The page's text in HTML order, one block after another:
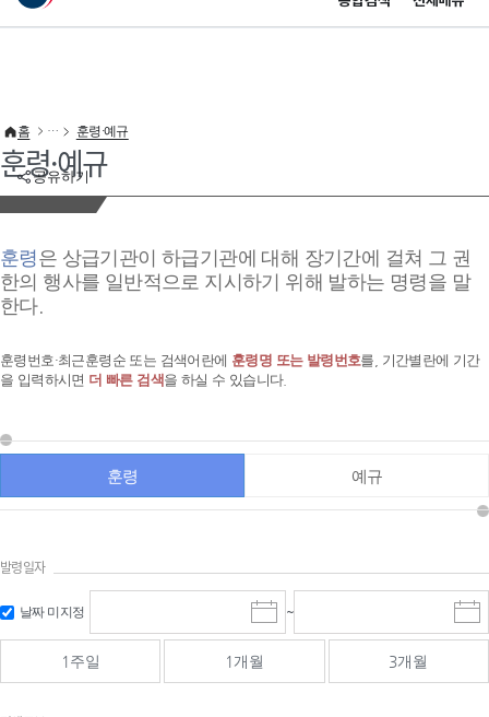
이 누리집은 대한민국 공식 전자정부 누리집입니다.
공유하기
홈 훈령·예규
훈령·예규
훈령은 상급기관이 하급기관에 대해 장기간에 걸쳐 그 권
한의 행사를 일반적으로 지시하기 위해 발하는 명령을 말
한다.
훈령번호·최근훈령순 또는 검색어란에 훈령명 또는 발령번호를, 기간별란에 기간
을 입력하시면 더 빠른 검색 을 하실 수 있습니다.
훈령 예규
발령일자
날짜 미지정
시
작
일
선
~
마
감
선
1주일 1개월 3개월